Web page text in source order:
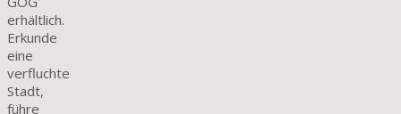
erhältlich.
Erkunde
eine
verfluchte
Stadt,
führe